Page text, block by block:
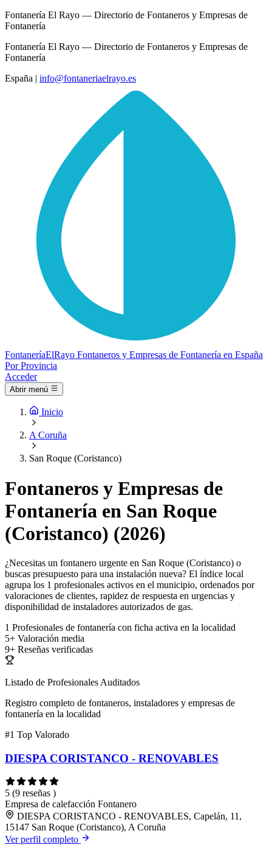
Fontanería El Rayo — Directorio de Fontaneros y Empresas de
Fontanería
Fontanería El Rayo — Directorio de Fontaneros y Empresas de
Fontanería
España | info@fontaneriaelrayo.es
FontaneríaElRayo Fontaneros y Empresas de Fontanería en España
Por Provincia
Acceder
Abrir menú
Inicio
A Coruña
San Roque (Coristanco)
Fontaneros y Empresas de
Fontanería en San Roque
(Coristanco) (2026)
¿Necesitas un fontanero urgente en San Roque (Coristanco) o
buscas presupuesto para una instalación nueva? El índice local
agrupa los 1 profesionales activos en el municipio, ordenados por
valoraciones de clientes, rapidez de respuesta en urgencias y
disponibilidad de instaladores autorizados de gas.
1 Profesionales de fontanería con ficha activa en la localidad
5+ Valoración media
9+ Reseñas verificadas
Listado de Profesionales Auditados
Registro completo de fontaneros, instaladores y empresas de
fontanería en la localidad
#1 Top Valorado
DIESPA CORISTANCO - RENOVABLES
5 (9 reseñas )
Empresa de calefacción Fontanero
DIESPA CORISTANCO - RENOVABLES, Capelán, 11,
15147 San Roque (Coristanco), A Coruña
Ver perfil completo